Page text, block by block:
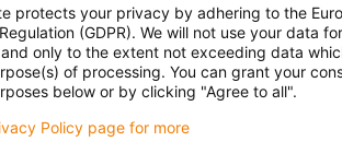
Soubory ke
stažení
protects your privacy by adhering to the
(GDPR). We will not use your data
only to the extent not exceeding data
of processing. You can grant your
below or by clicking "Agree to all".
Policy page for more